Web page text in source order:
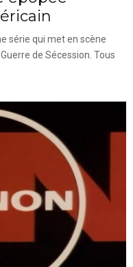
série qui met en scène
de Sécession. Tous